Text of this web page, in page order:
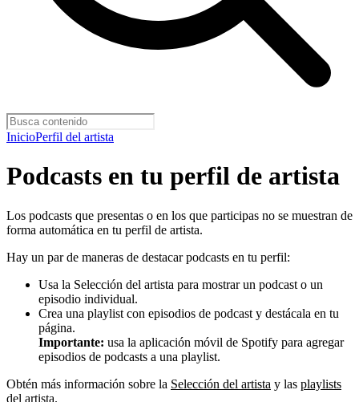
InicioPerfil del artista
Podcasts en tu perfil de artista
Los podcasts que presentas o en los que participas no se muestran de
forma automática en tu perfil de artista.
Hay un par de maneras de destacar podcasts en tu perfil:
Usa la Selección del artista para mostrar un podcast o un
episodio individual.
Crea una playlist con episodios de podcast y destácala en tu
página.
Importante: usa la aplicación móvil de Spotify para agregar
episodios de podcasts a una playlist.
Obtén más información sobre la Selección del artista y las playlists
del artista.